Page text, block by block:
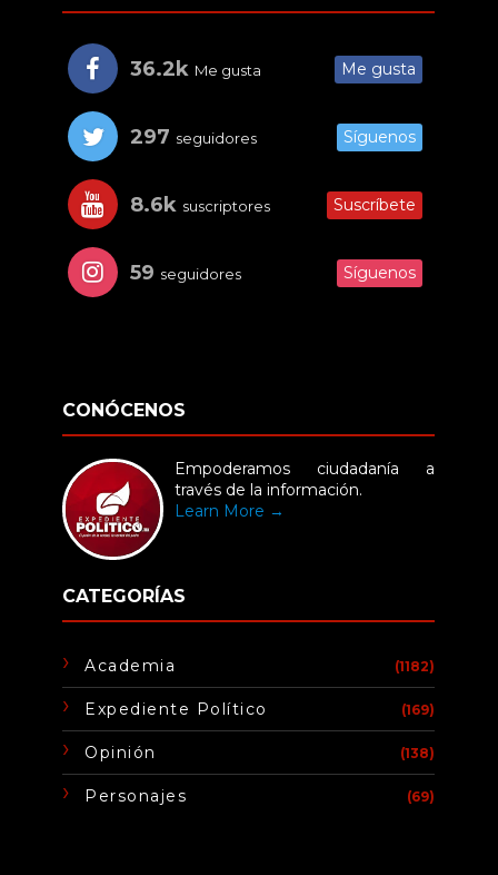
36.2k Me gusta Me gusta
297 seguidores Síguenos
8.6k suscriptores Suscríbete
59 seguidores Síguenos
CONÓCENOS
Empoderamos ciudadanía a
través de la información.
Learn More →
CATEGORÍAS
Academia (1182)
Expediente Político (169)
Opinión (138)
Personajes (69)